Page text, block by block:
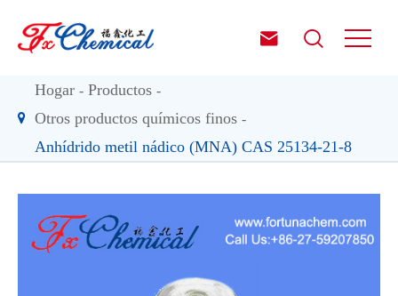
 
Hogar
Productos
Otros productos químicos finos
Anhídrido metil nádico (MNA) CAS 25134-21-8